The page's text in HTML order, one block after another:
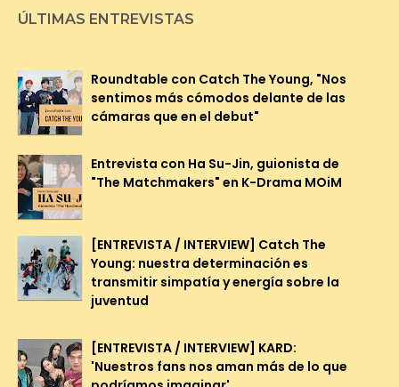
ÚLTIMAS ENTREVISTAS
Roundtable con Catch The Young, "Nos
sentimos más cómodos delante de las
cámaras que en el debut"
Entrevista con Ha Su-Jin, guionista de
"The Matchmakers" en K-Drama MOiM
[ENTREVISTA / INTERVIEW] Catch The
Young: nuestra determinación es
transmitir simpatía y energía sobre la
juventud
[ENTREVISTA / INTERVIEW] KARD:
'Nuestros fans nos aman más de lo que